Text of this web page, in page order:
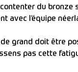
du bronze
avec l’équipe
grand doit être
pas cette